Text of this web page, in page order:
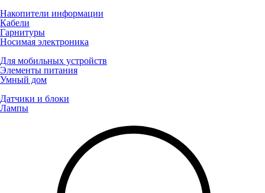
Накопители информации
Кабели
Гарнитуры
Носимая электроника
Для мобильных устройств
Элементы питания
Умный дом
Датчики и блоки
Лампы